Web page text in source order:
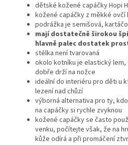
dětské kožené capáčky Hopi
kožené capáčky z měkké ovčí
podrážka je semišová,
mají dostatečně širokou
hlavně palec dostatek
stélka není tvarovaná
okolo kotníku je elastický
dobře drží na nožce
ideální do interiéru pro děti u
lezení nad chůzí
výborná alternativa pro ty,
na capáčky si rychle zvyknou
kožené capáčky se často
venku, počítejte však, že na
kůže odírá a při promáčení